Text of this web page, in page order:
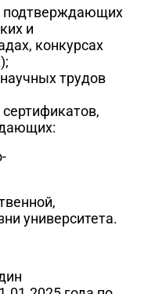
подтверждающих
и
конкурсах
трудов
университета.